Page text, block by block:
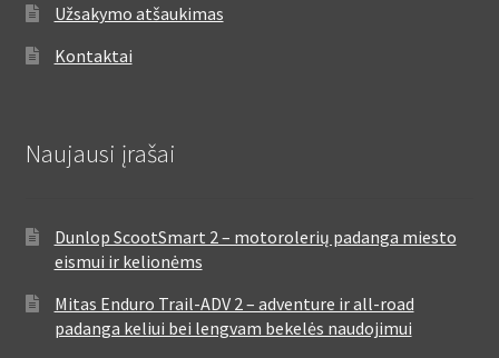
Užsakymo atšaukimas
Kontaktai
Naujausi įrašai
Dunlop ScootSmart 2 – motorolerių padanga miesto
eismui ir kelionėms
Mitas Enduro Trail-ADV 2 – adventure ir all-road
padanga keliui bei lengvam bekelės naudojimui